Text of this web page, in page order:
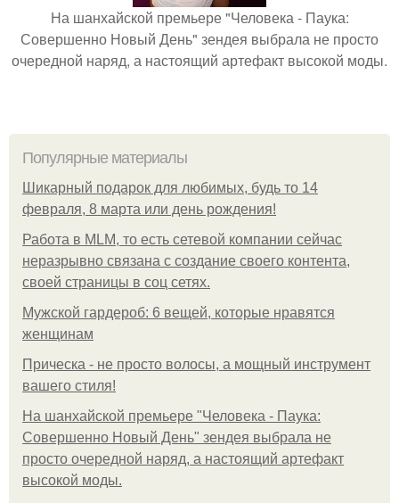
На шанхайской премьере "Человека - Паука:
Совершенно Новый День" зендея выбрала не просто
очередной наряд, а настоящий артефакт высокой моды.
Популярные материалы
Шикарный подарок для любимых, будь то 14
февраля, 8 марта или день рождения!
Работа в MLM, то есть сетевой компании сейчас
неразрывно связана с создание своего контента,
своей страницы в соц сетях.
Мужской гардероб: 6 вещей, которые нравятся
женщинам
Прическа - не просто волосы, а мощный инструмент
вашего стиля!
На шанхайской премьере "Человека - Паука:
Совершенно Новый День" зендея выбрала не
просто очередной наряд, а настоящий артефакт
высокой моды.